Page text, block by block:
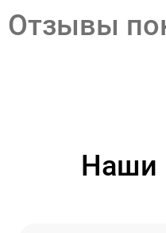
Отзывы
Наши